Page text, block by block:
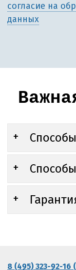
согласие на
данных
8 (495) 323-92-16